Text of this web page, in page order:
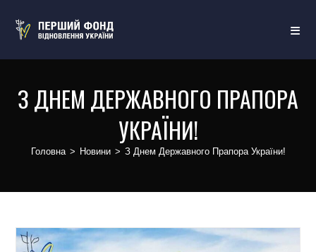
З ДНЕМ ДЕРЖАВНОГО ПРАПОРА
УКРАЇНИ!
Головна > Новини > З Днем Державного Прапора України!